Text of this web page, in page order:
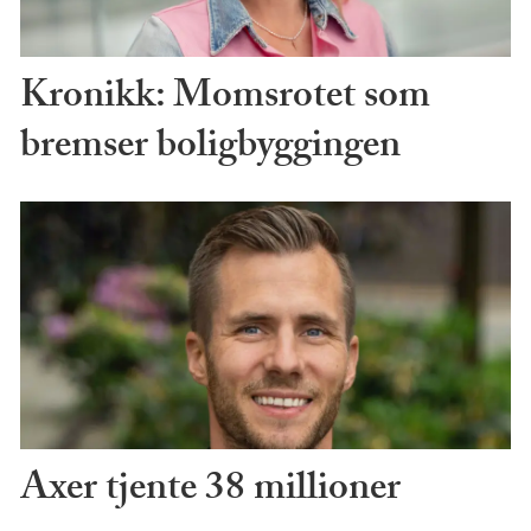
Kronikk: Momsrotet som
bremser boligbyggingen
Axer tjente 38 millioner